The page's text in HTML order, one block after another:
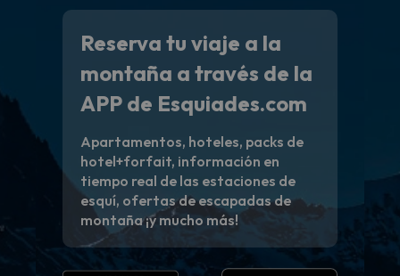
Reserva tu viaje a la
montaña a través de la
APP de Esquiades.com
Apartamentos, hoteles, packs de
hotel+forfait, información en
tiempo real de las estaciones de
esquí, ofertas de escapadas de
montaña ¡y mucho más!